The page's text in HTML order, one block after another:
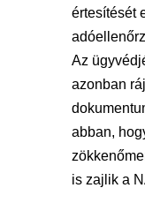
értesítését
Az
azonban
abban,
is zajlik a